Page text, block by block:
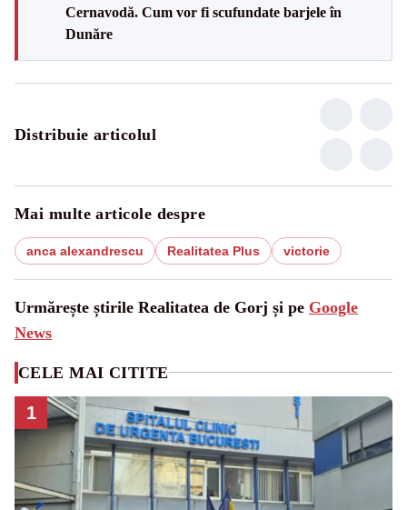
Cernavodă. Cum vor fi scufundate barjele în
Dunăre
Distribuie articolul
Mai multe articole despre
anca alexandrescu Realitatea Plus victorie
Urmărește știrile Realitatea de Gorj și pe Google
News
CELE MAI CITITE
1